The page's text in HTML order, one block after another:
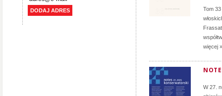
DODAJ ADRES
Tom
więcej »
W 27.